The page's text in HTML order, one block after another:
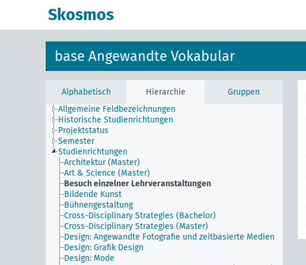
Skosmos
base Angewandte Vokabular
Alphabetisch Hierarchie
Gruppen
Allgemeine Feldbezeichnungen
Historische Studienrichtungen
Projektstatus
Semester
Studienrichtungen
Architektur (Master)
Art & Science (Master)
Besuch einzelner Lehrveranstaltungen
Bildende Kunst
Bühnengestaltung
Cross-Disciplinary Strategies (Bachelor)
Cross-Disciplinary Strategies (Master)
Design: Angewandte Fotografie und zeitbasierte Medien
Design: Grafik Design
Design: Mode